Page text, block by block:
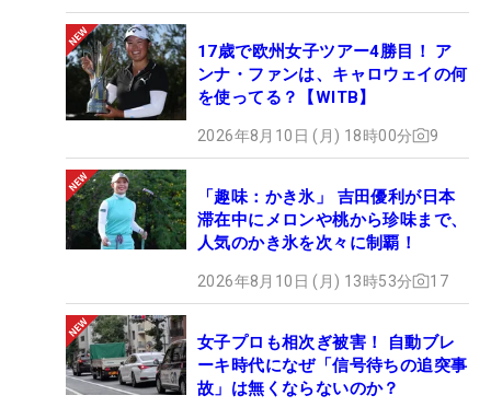
17歳で欧州女子ツアー4勝目！ ア
ンナ・ファンは、キャロウェイの何
を使ってる？【WITB】
2026年8月10日 (月) 18時00分 9
「趣味：かき氷」 吉田優利が日本
滞在中にメロンや桃から珍味まで、
人気のかき氷を次々に制覇！
2026年8月10日 (月) 13時53分 17
女子プロも相次ぎ被害！ 自動ブレ
ーキ時代になぜ「信号待ちの追突事
故」は無くならないのか？